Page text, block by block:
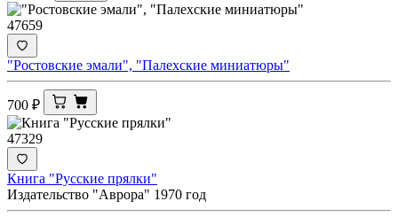
47659
"Ростовские эмали", "Палехские миниатюры"
700 ₽
47329
Книга "Русские прялки"
Издательство "Аврора" 1970 год